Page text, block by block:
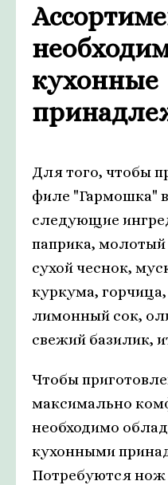
кухонные
Для того, чтобы
филе "Гармошка"
следующие
паприка,
сухой чеснок,
куркума,
лимонный сок,
свежий базилик,
Чтобы
максимально
необходимо
кухонными
Потребуются нож